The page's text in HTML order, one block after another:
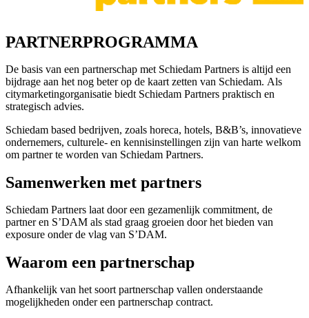
PARTNERPROGRAMMA
De basis van een partnerschap met Schiedam Partners is altijd een
bijdrage aan het nog beter op de kaart zetten van Schiedam. Als
citymarketingorganisatie biedt Schiedam Partners praktisch en
strategisch advies.
Schiedam based bedrijven, zoals horeca, hotels, B&B’s, innovatieve
ondernemers, culturele- en kennisinstellingen zijn van harte welkom
om partner te worden van Schiedam Partners.
Samenwerken met partners
Schiedam Partners laat door een gezamenlijk commitment, de
partner en S’DAM als stad graag groeien door het bieden van
exposure onder de vlag van S’DAM.
Waarom een partnerschap
Afhankelijk van het soort partnerschap vallen onderstaande
mogelijkheden onder een partnerschap contract.